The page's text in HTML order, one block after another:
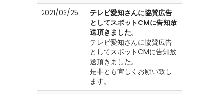
2021/03/25
テレビ愛知さんに協賛広告
としてスポットCMに告知放
送頂きました。
テレビ愛知さんに協賛広告
としてスポットCMに告知放
送頂きました。
是非とも宜しくお願い致し
ます。